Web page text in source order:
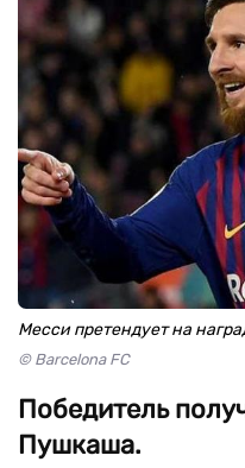
Месси претендует на
© Barcelona FC
Победитель
Пушкаша.